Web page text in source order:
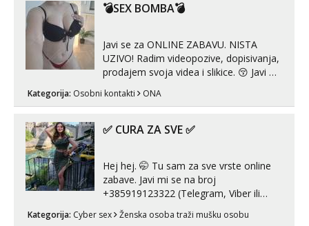
💣SEX BOMBA💣
Javi se za ONLINE ZABAVU. NISTA
UZIVO! Radim videopozive, dopisivanja,
prodajem svoja videa i slikice. 😚 Javi mi
Telegram. +385 91 723 0045
Kategorija: Osobni kontakti ONA
✅ CURA ZA SVE ✅
Hej hej. 🤭 Tu sam za sve vrste online
zabave. Javi mi se na broj
+385919123322 (Telegram, Viber ili
Whatsapp). 🤙 NE javljaj se na uzivo.
Hvala.
Kategorija: Cyber sex Ženska osoba traži mušku osobu